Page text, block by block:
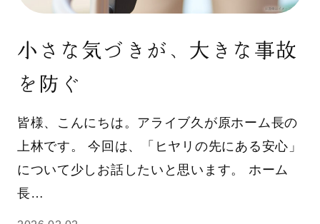
小さな気づきが、大きな事故
を防ぐ
皆様、こんにちは。アライブ久が原ホーム長の
上林です。 今回は、「ヒヤリの先にある安心」
について少しお話したいと思います。 ホーム
長…